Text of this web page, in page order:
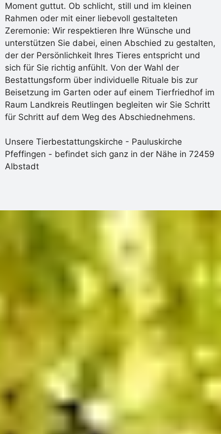
Moment guttut. Ob schlicht, still und im kleinen
Rahmen oder mit einer liebevoll gestalteten
Zeremonie: Wir respektieren Ihre Wünsche und
unterstützen Sie dabei, einen Abschied zu gestalten,
der der Persönlichkeit Ihres Tieres entspricht und
sich für Sie richtig anfühlt. Von der Wahl der
Bestattungsform über individuelle Rituale bis zur
Beisetzung im Garten oder auf einem Tierfriedhof im
Raum Landkreis Reutlingen begleiten wir Sie Schritt
für Schritt auf dem Weg des Abschiednehmens.
Unsere Tierbestattungskirche - Pauluskirche
Pfeffingen - befindet sich ganz in der Nähe in 72459
Albstadt